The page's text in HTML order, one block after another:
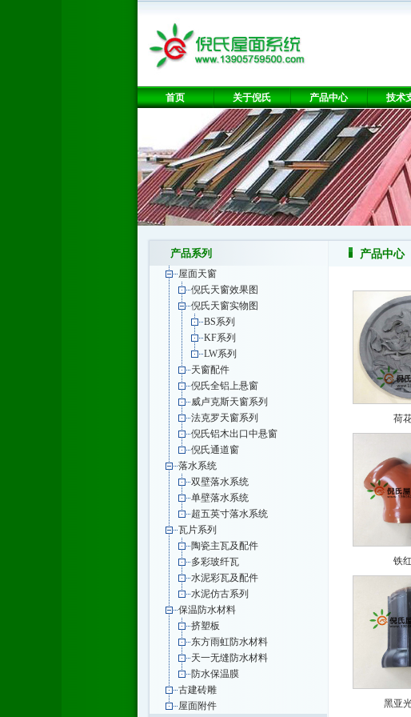
首页 关于倪氏 产品中心 技术
产品系列
屋面天窗
倪氏天窗效果图
倪氏天窗实物图
BS系列
KF系列
LW系列
天窗配件
倪氏全铝上悬窗
威卢克斯天窗系列
法克罗天窗系列
倪氏铝木出口中悬窗
倪氏通道窗
落水系统
双壁落水系统
单壁落水系统
超五英寸落水系统
瓦片系列
陶瓷主瓦及配件
多彩玻纤瓦
水泥彩瓦及配件
水泥仿古系列
保温防水材料
挤塑板
东方雨虹防水材料
天一无缝防水材料
防水保温膜
古建砖雕
屋面附件
产品中心
荷
铁
黑亚